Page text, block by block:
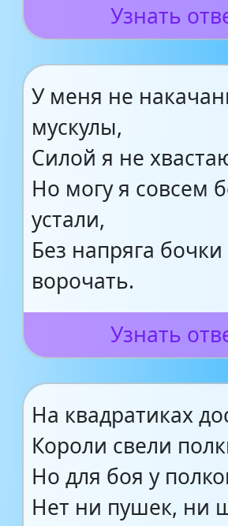
Узнать
У меня не
мускулы,
Силой я не
Но могу я совсем
устали,
Без напряга бочки
ворочать.
Узнать
На квадратиках
Короли свели
Но для боя у
Нет ни пушек, ни